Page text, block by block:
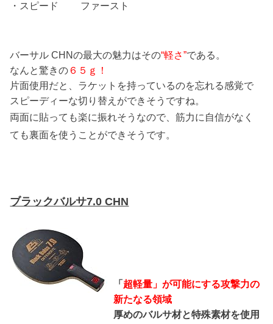
・スピード ファースト
バーサル CHNの最大の魅力はその“軽さ”である。
なんと驚きの ６５ｇ！
片面使用だと、ラケットを持っているのを忘れる感覚で
スピーディーな切り替えができそうですね。
両面に貼っても楽に振れそうなので、筋力に自信がなく
ても裏面を使うことができそうです。
ブラックバルサ7.0 CHN
「 超軽量」が可能にする攻撃力の
新たなる領域
厚めのバルサ材と特殊素材を使用